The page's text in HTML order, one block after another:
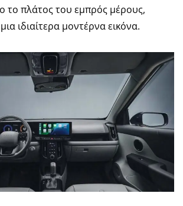
το πλάτος του εμπρός μέρους,
ιδιαίτερα μοντέρνα εικόνα.